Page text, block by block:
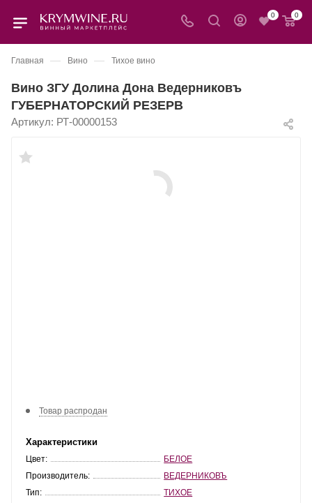
0 0
Главная — Вино — Тихое вино
Вино ЗГУ Долина Дона Ведерниковъ
ГУБЕРНАТОРСКИЙ РЕЗЕРВ
Артикул: РТ-00000153
Товар распродан
Характеристики
Цвет:
БЕЛОЕ
Производитель:
ВЕДЕРНИКОВЪ
Тип:
ТИХОЕ